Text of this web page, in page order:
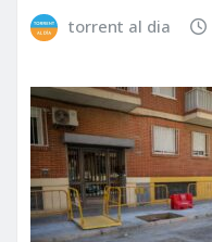
torrent al dia